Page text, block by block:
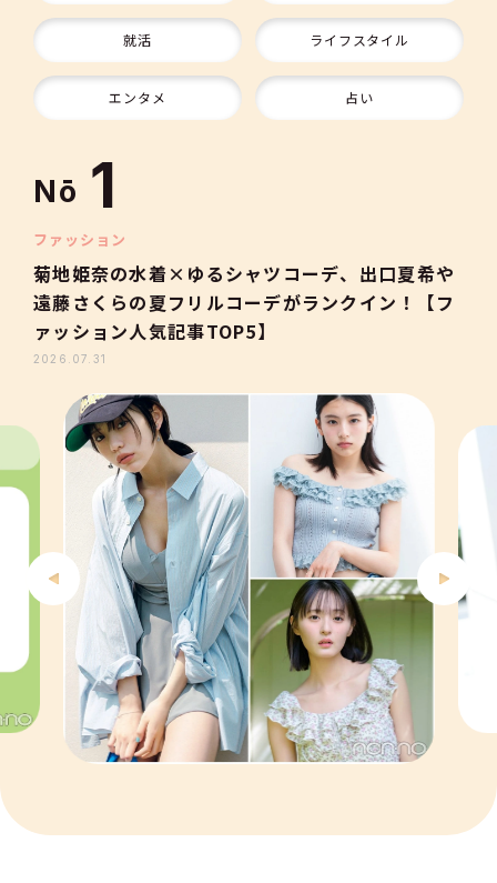
就活 ライフスタイル
エンタメ 占い
Nō
9
10
1
2
3
4
5
6
7
8
9
10
ファッション
菊地姫奈の水着×ゆるシャツコーデ、出口夏希や
遠藤さくらの夏フリルコーデがランクイン！【フ
ァッション人気記事TOP5】
2026.07.31